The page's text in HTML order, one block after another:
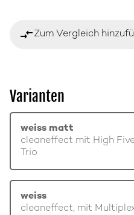
compare_arrowsZum Vergleich
Varianten
weiss matt
cleaneffect mit High
Trio
weiss
cleaneffect, mit